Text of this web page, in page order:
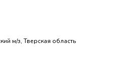
м/з, Тверская область